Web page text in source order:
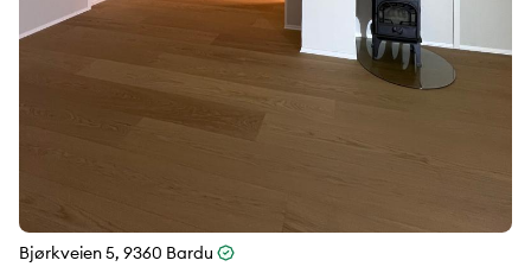
Bjørkveien 5, 9360 Bardu